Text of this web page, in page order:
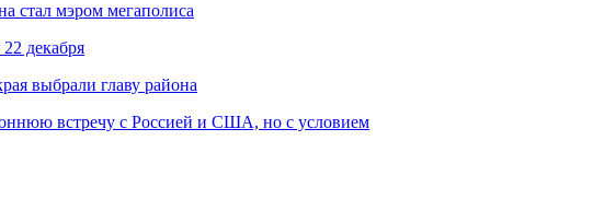
стал мэром мегаполиса
декабря
выбрали главу района
встречу с Россией и США, но с условием